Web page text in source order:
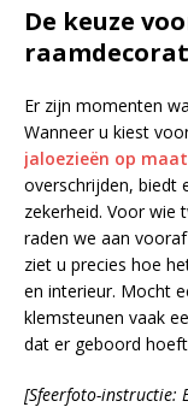
De keuze
Er zijn momenten
Wanneer u kiest
jaloezieën op maat
overschrijden, biedt
zekerheid. Voor
raden we aan
ziet u precies hoe
en interieur. Mocht
klemsteunen vaak
dat er geboord
[Sfeerfoto-instructie: